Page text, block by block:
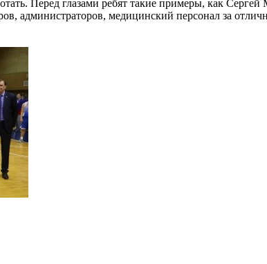
Перед глазами ребят такие примеры, как
администраторов, медицинский персонал за